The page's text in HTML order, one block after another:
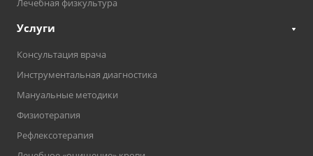
Лечебная физкультура
Услуги
Консультация врача
Инструментальная диагностика
Мануальные методики
Физиотерапия
Рефлексотерапия